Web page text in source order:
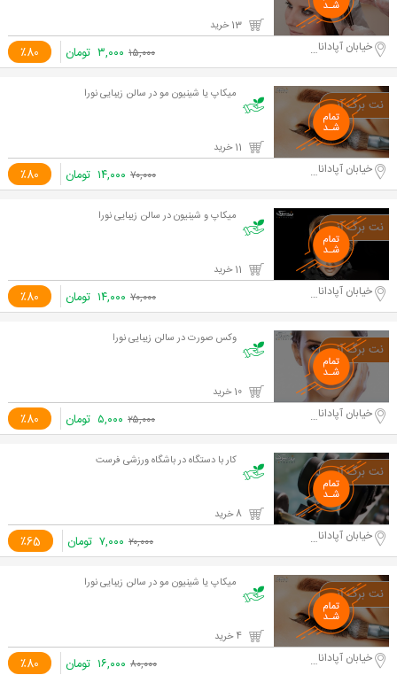
٪80 خیابان آپادانا دوم ۱۵,۰۰۰ ۳,۰۰۰ تومان
میکاپ یا شینیون مو در سالن زیبایی نورا
٪80 خیابان آپادانا دوم ۷۰,۰۰۰ ۱۴,۰۰۰ تومان
میکاپ و شینیون در سالن زیبایی نورا
٪80 خیابان آپادانا دوم ۷۰,۰۰۰ ۱۴,۰۰۰ تومان
وکس صورت در سالن زیبایی نورا
٪80 خیابان آپادانا دوم ۲۵,۰۰۰ ۵,۰۰۰ تومان
کار با دستگاه در باشگاه ورزشی فرست
٪65 خیابان آپادانا دوم ۲۰,۰۰۰ ۷,۰۰۰ تومان
میکاپ یا شینیون مو در سالن زیبایی نورا
٪80 خیابان آپادانا دوم ۸۰,۰۰۰ ۱۶,۰۰۰ تومان